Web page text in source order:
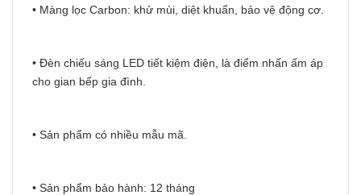
• Màng lọc Carbon: khử mùi, diệt khuẩn, bảo vệ động cơ.
• Đèn chiếu sáng LED tiết kiệm điện, là điểm nhấn ấm áp
cho gian bếp gia đình.
• Sản phẩm có nhiều mẫu mã.
• Sản phẩm bảo hành: 12 tháng